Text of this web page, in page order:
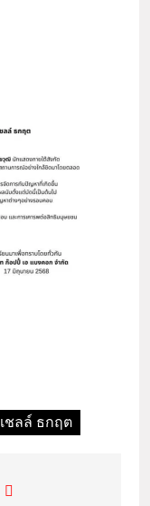
เชลล์ ธกฤต